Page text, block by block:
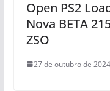
Open PS2
Nova BETA
ZSO
27 de outubro de 2024